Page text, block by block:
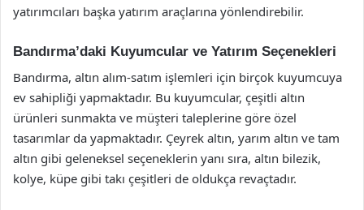
yatırımcıları başka yatırım araçlarına yönlendirebilir.
Bandırma’daki Kuyumcular ve Yatırım Seçenekleri
Bandırma, altın alım-satım işlemleri için birçok kuyumcuya
ev sahipliği yapmaktadır. Bu kuyumcular, çeşitli altın
ürünleri sunmakta ve müşteri taleplerine göre özel
tasarımlar da yapmaktadır. Çeyrek altın, yarım altın ve tam
altın gibi geleneksel seçeneklerin yanı sıra, altın bilezik,
kolye, küpe gibi takı çeşitleri de oldukça revaçtadır.